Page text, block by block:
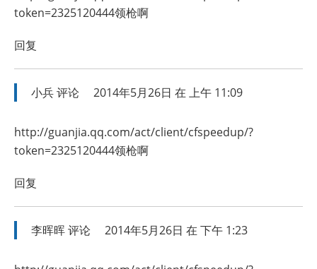
token=2325120444领枪啊
回复
小兵评论 2014年5月26日 在 上午 11:09
http://guanjia.qq.com/act/client/cfspeedup/?
token=2325120444领枪啊
回复
李晖晖评论 2014年5月26日 在 下午 1:23